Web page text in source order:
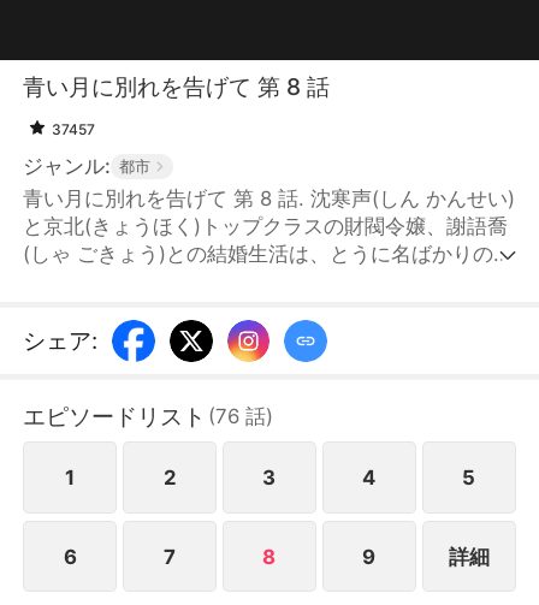
青い月に別れを告げて 第 8 話
37457
ジャンル: 都市
青い月に別れを告げて 第 8 話. 沈寒声(しん かんせい)
と京北(きょうほく)トップクラスの財閥令嬢、謝語喬
(しゃ ごきょう)との結婚生活は、とうに名ばかりのも
い せいねい)と出会ったことで、ついに結婚生活に終
止符を打つことを決意する。彼が離婚協議書を差し出
してしまう。一ヶ月後の冷静期間が過ぎ、ようやく彼
女はこの結婚が完全に終わったことを悟った。その
頃、沈寒声はとっくに荷物をまとめ、振り返ることな
シェア:
エピソードリスト (76 話)
1 2 3 4 5
6 7 8 9 詳細